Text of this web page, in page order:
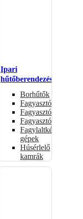
Ipari
hűtőberendezések
Borhűtők
Fagyasztóasztalok
Fagyasztóládák
Fagyasztószekrények
Fagylaltkészítő
gépek
Húsérlelő
kamrák